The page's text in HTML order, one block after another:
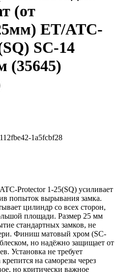
(от
ET/ATC-
SC-14
(35645)
1a5fcbf28
Protector 1-25(SQ) усиливает
попыток вырывания замка.
цилиндр со всех сторон,
площади. Размер 25 мм
стандартных замков, не
Финиш матовый хром (SC-
но надёжно защищает от
Установка не требует
на саморезы через
но критически важное